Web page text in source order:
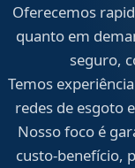
Oferecemos
quanto em
seguro,
Temos
redes de esgoto
Nosso foco é
custo-benefício,